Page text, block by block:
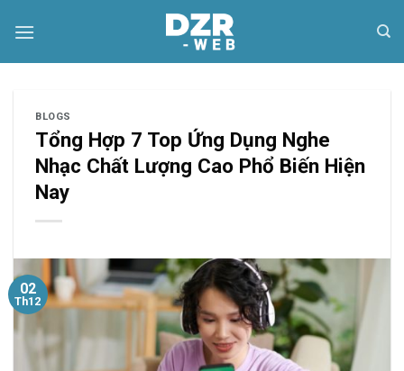
BLOGS
Tổng Hợp 7 Top Ứng Dụng Nghe
Nhạc Chất Lượng Cao Phổ Biến Hiện
Nay
02
Th12